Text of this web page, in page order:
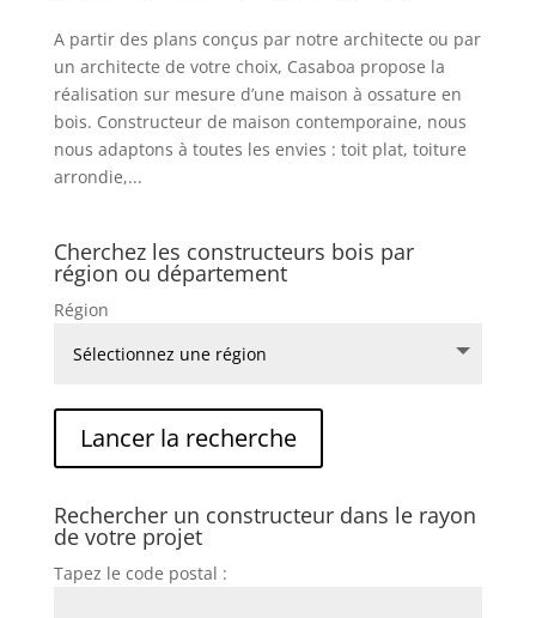
A partir des plans conçus par notre architecte ou par
un architecte de votre choix, Casaboa propose la
réalisation sur mesure d’une maison à ossature en
bois. Constructeur de maison contemporaine, nous
nous adaptons à toutes les envies : toit plat, toiture
arrondie,...
Cherchez les constructeurs bois par
région ou département
Région
Rechercher un constructeur dans le rayon
de votre projet
Tapez le code postal :